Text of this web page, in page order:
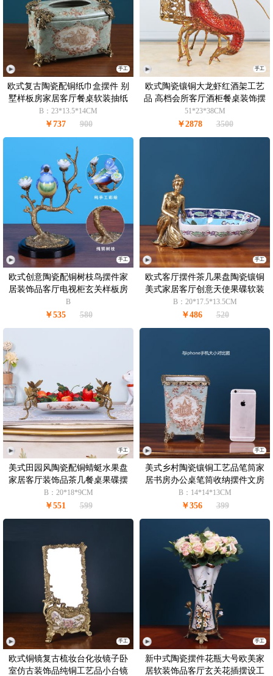
手工
欧式复古陶瓷配铜纸巾盒摆件 别
墅样板房家居客厅餐桌软装抽纸
盒
B：23*13.5*14CM
￥737 900
手工
欧式陶瓷镶铜大龙虾红酒架工艺
品 高档会所客厅酒柜餐桌装饰摆
件
51*23*38CM
￥2878 3500
手工
欧式创意陶瓷配铜树枝鸟摆件家
居装饰品客厅电视柜玄关样板房
摆设
B
￥535 580
手工
欧式客厅摆件茶几果盘陶瓷镶铜
美式家居客厅创意天使果碟软装
摆设
B：20*17.5*13.5CM
￥486 520
手工
美式田园风陶瓷配铜蜻蜓水果盘
家居客厅装饰品茶几餐桌果碟摆
件
B：20*18*9CM
￥551 599
手工
美式乡村陶瓷镶铜工艺品笔筒家
居书房办公桌笔筒收纳摆件文房
用品
B：14*14*13CM
￥356 399
手工
欧式铜镜复古梳妆台化妆镜子卧
室仿古装饰品纯铜工艺品小台镜
手工
新中式陶瓷摆件花瓶大号欧美家
居软装饰品客厅玄关花插摆设工